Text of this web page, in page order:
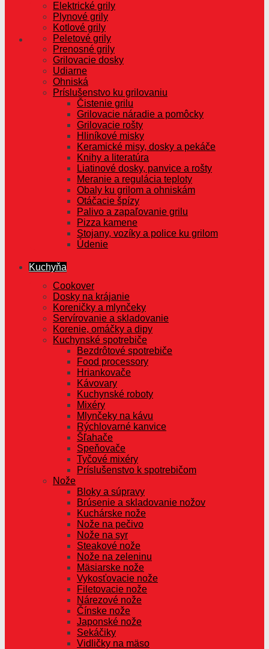
Elektrické grily
Plynové grily
Kotlové grily
Peletové grily
Prenosné grily
Grilovacie dosky
Udiarne
Ohniská
Príslušenstvo ku grilovaniu
Čistenie grilu
Grilovacie náradie a pomôcky
Grilovacie rošty
Hliníkové misky
Keramické misy, dosky a pekáče
Knihy a literatúra
Liatinové dosky, panvice a rošty
Meranie a regulácia teploty
Obaly ku grilom a ohniskám
Otáčacie špízy
Palivo a zapaľovanie grilu
Pizza kamene
Stojany, vozíky a police ku grilom
Údenie
Kuchyňa
Cookover
Dosky na krájanie
Koreničky a mlynčeky
Servírovanie a skladovanie
Korenie, omáčky a dipy
Kuchynské spotrebiče
Bezdrôtové spotrebiče
Food processory
Hriankovače
Kávovary
Kuchynské roboty
Mixéry
Mlynčeky na kávu
Rýchlovarné kanvice
Šľahače
Speňovače
Tyčové mixéry
Príslušenstvo k spotrebičom
Nože
Bloky a súpravy
Brúsenie a skladovanie nožov
Kuchárske nože
Nože na pečivo
Nože na syr
Steakové nože
Nože na zeleninu
Mäsiarske nože
Vykosťovacie nože
Filetovacie nože
Nárezové nože
Čínske nože
Japonské nože
Sekáčiky
Vidličky na mäso